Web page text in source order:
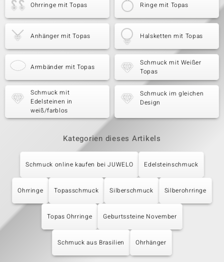
Ohrringe mit Topas Ringe mit Topas
Anhänger mit Topas Halsketten mit Topas
Armbänder mit Topas
Schmuck mit Weißer
Topas
Schmuck mit
Edelsteinen in
weiß/farblos
Schmuck im gleichen
Design
Kategorien dieses Artikels
Schmuck online kaufen bei JUWELO Edelsteinschmuck
Ohrringe Topasschmuck Silberschmuck Silberohrringe
Topas Ohrringe Geburtssteine November
Schmuck aus Brasilien Ohrhänger